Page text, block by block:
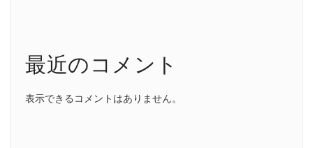
最近のコメント
表示できるコメントはありません。